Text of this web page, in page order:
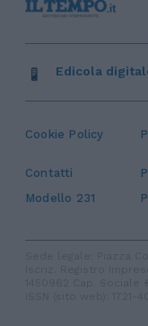
Cookie Policy
Contatti
Modello 231
Edicola